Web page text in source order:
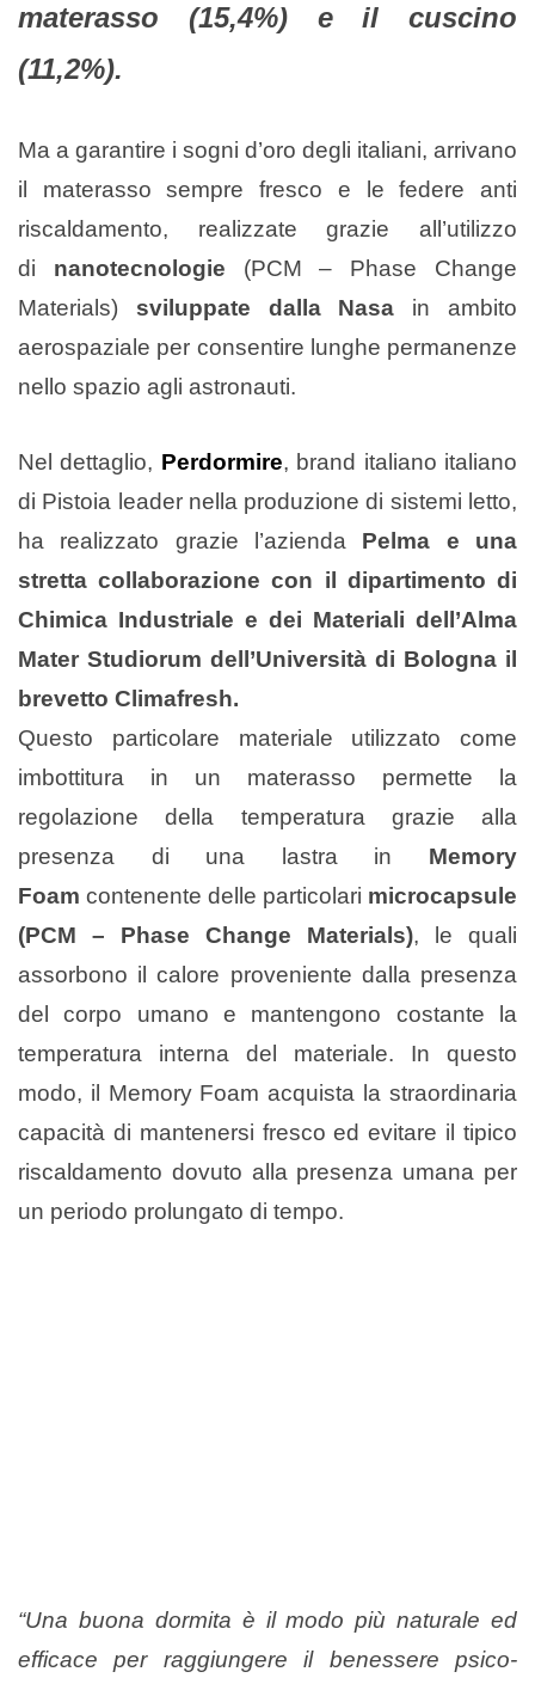
materasso (15,4%) e il cuscino
(11,2%).
Ma a garantire i sogni d’oro degli italiani, arrivano
il materasso sempre fresco e le federe anti
riscaldamento, realizzate grazie all’utilizzo
di nanotecnologie (PCM – Phase Change
Materials) sviluppate dalla Nasa in ambito
aerospaziale per consentire lunghe permanenze
nello spazio agli astronauti.
Nel dettaglio, Perdormire, brand italiano italiano
di Pistoia leader nella produzione di sistemi letto,
ha realizzato grazie l’azienda Pelma e una
stretta collaborazione con il dipartimento di
Chimica Industriale e dei Materiali dell’Alma
Mater Studiorum dell’Università di Bologna il
brevetto Climafresh.
Questo particolare materiale utilizzato come
imbottitura in un materasso permette la
regolazione della temperatura grazie alla
presenza di una lastra in Memory
Foam contenente delle particolari microcapsule
(PCM – Phase Change Materials), le quali
assorbono il calore proveniente dalla presenza
del corpo umano e mantengono costante la
temperatura interna del materiale. In questo
modo, il Memory Foam acquista la straordinaria
capacità di mantenersi fresco ed evitare il tipico
riscaldamento dovuto alla presenza umana per
un periodo prolungato di tempo.
“Una buona dormita è il modo più naturale ed
efficace per raggiungere il benessere psico-